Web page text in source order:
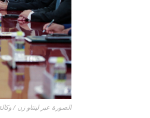
الصورة عبر لينتاو زن /